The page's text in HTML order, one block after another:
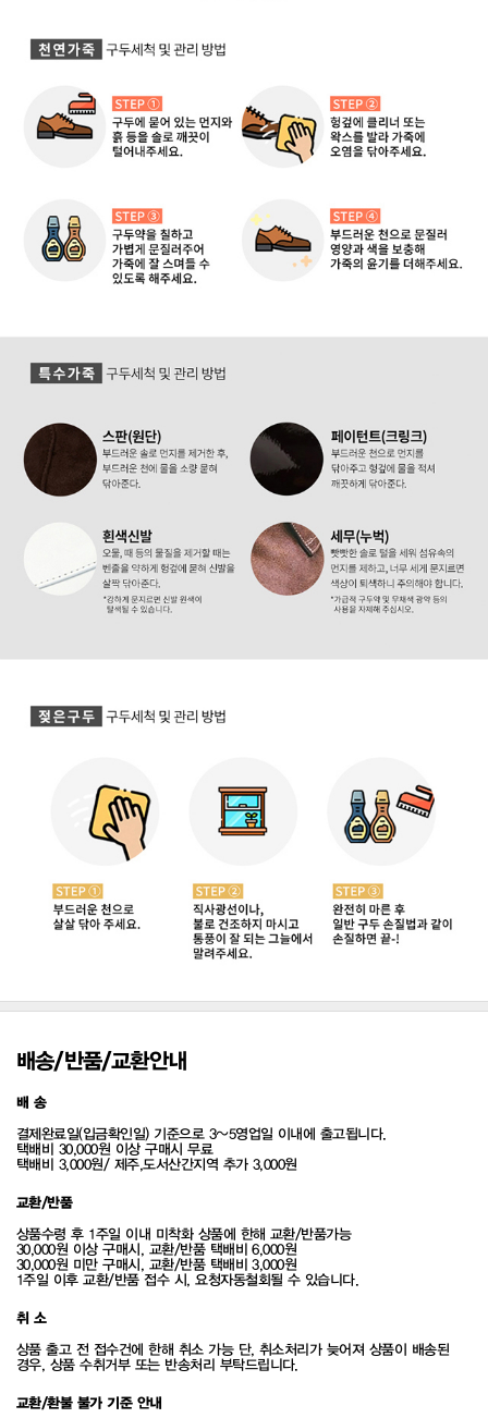
배송/반품/교환안내
배 송
결제완료일(입금확인일) 기준으로 3~5영업일 이내에 출고됩니다.
택배비 30,000원 이상 구매시 무료
택배비 3,000원/ 제주,도서산간지역 추가 3,000원
교환/반품
상품수령 후 1주일 이내 미착화 상품에 한해 교환/반품가능
30,000원 이상 구매시, 교환/반품 택배비 6,000원
30,000원 미만 구매시, 교환/반품 택배비 3,000원
1주일 이후 교환/반품 접수 시, 요청자동철회될 수 있습니다.
취 소
상품 출고 전 접수건에 한해 취소 가능 단, 취소처리가 늦어져 상품이 배송된
경우, 상품 수취거부 또는 반송처리 부탁드립니다.
교환/환불 불가 기준 안내